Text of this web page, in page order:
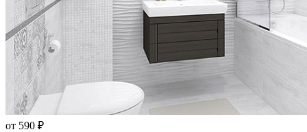
от 590 ₽